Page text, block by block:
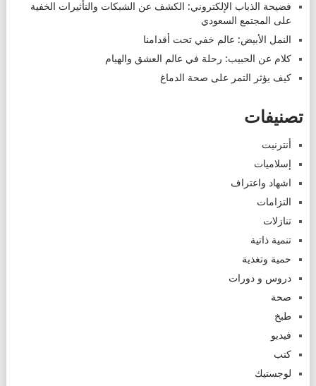
فضيحة الذباب الإلكتروني: الكشف عن الشبكات والتأثيرات الخفية
على المجتمع السعودي
النمل الأبيض: عالم خفي تحت أقدامنا
كلام عن الحبيب: رحلة في عالم العشق والهيام
كيف يؤثر التمر على صحة الدماغ
تصنيفات
أنترنيت
إسلاميات
اشهاد واعتراف
التزامات
تنازلات
تنمية ذاتية
حمية وتغذية
دروس و دورات
صحة
طبخ
فيديو
كتب
لوجستيك